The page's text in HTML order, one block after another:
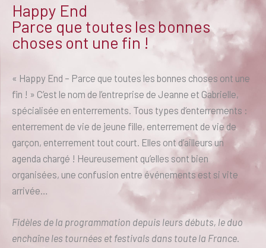
Happy End
Parce que toutes les bonnes
choses ont une fin !
« Happy End – Parce que toutes les bonnes choses ont une
fin ! » C’est le nom de l’entreprise de Jeanne et Gabrielle,
spécialisée en enterrements. Tous types d’enterrements :
enterrement de vie de jeune fille, enterrement de vie de
garçon, enterrement tout court. Elles ont d’ailleurs un
agenda chargé ! Heureusement qu’elles sont bien
organisées, une confusion entre événements est si vite
arrivée…
Fidèles de la programmation depuis leurs débuts, le duo
enchaîne les tournées et festivals dans toute la France.